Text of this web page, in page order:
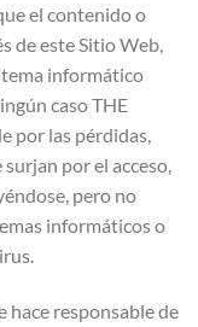
el contenido o
de este Sitio Web,
informático
caso THE
por las pérdidas,
por el acceso,
pero no
informáticos o
hace responsable de